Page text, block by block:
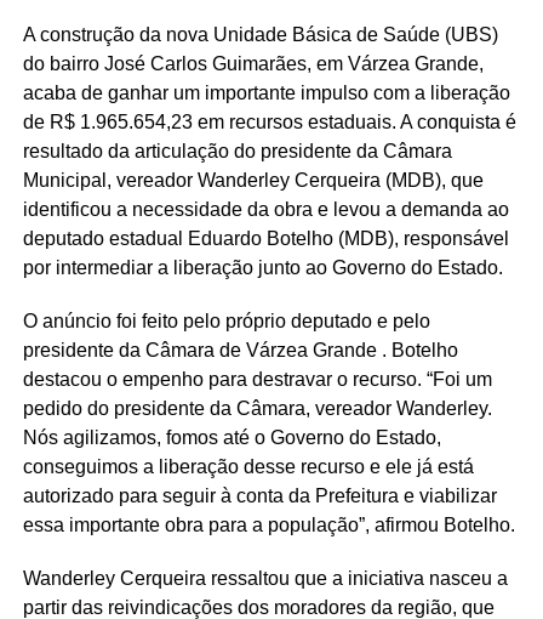
A construção da nova Unidade Básica de Saúde (UBS)
do bairro José Carlos Guimarães, em Várzea Grande,
acaba de ganhar um importante impulso com a liberação
de R$ 1.965.654,23 em recursos estaduais. A conquista é
resultado da articulação do presidente da Câmara
Municipal, vereador Wanderley Cerqueira (MDB), que
identificou a necessidade da obra e levou a demanda ao
deputado estadual Eduardo Botelho (MDB), responsável
por intermediar a liberação junto ao Governo do Estado.
O anúncio foi feito pelo próprio deputado e pelo
presidente da Câmara de Várzea Grande . Botelho
destacou o empenho para destravar o recurso. “Foi um
pedido do presidente da Câmara, vereador Wanderley.
Nós agilizamos, fomos até o Governo do Estado,
conseguimos a liberação desse recurso e ele já está
autorizado para seguir à conta da Prefeitura e viabilizar
essa importante obra para a população”, afirmou Botelho.
Wanderley Cerqueira ressaltou que a iniciativa nasceu a
partir das reivindicações dos moradores da região, que